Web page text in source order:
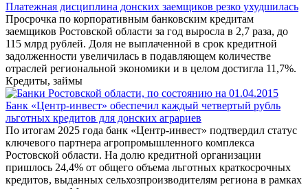
Платежная дисциплина донских заемщиков резко ухудшилась
Просрочка по корпоративным банковским кредитам
заемщиков Ростовской области за год выросла в 2,7 раза, до
115 млрд рублей. Доля не выплаченной в срок кредитной
задолженности увеличилась в подавляющем количестве
отраслей региональной экономики и в целом достигла 11,7%.
Кредиты, займы
Банк «Центр-инвест» обеспечил каждый четвертый рубль
льготных кредитов для донских аграриев
По итогам 2025 года банк «Центр-инвест» подтвердил статус
ключевого партнера агропромышленного комплекса
Ростовской области. На долю кредитной организации
пришлось 24,4% от общего объема льготных краткосрочных
кредитов, выданных сельхозпроизводителям региона в рамках